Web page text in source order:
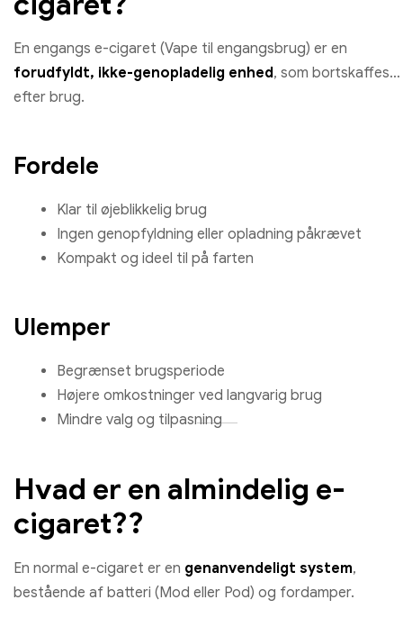
En engangs e-cigaret (Vape til engangsbrug) er en
forudfyldt, ikke-genopladelig enhed, som bortskaffes
efter brug.
Fordele
Klar til øjeblikkelig brug
Ingen genopfyldning eller opladning påkrævet
Kompakt og ideel til på farten
Ulemper
Begrænset brugsperiode
Højere omkostninger ved langvarig brug
Mindre valg og tilpasning
Hvad er en almindelig e-
cigaret??
En normal e-cigaret er en genanvendeligt system,
bestående af batteri (Mod eller Pod) og fordamper.